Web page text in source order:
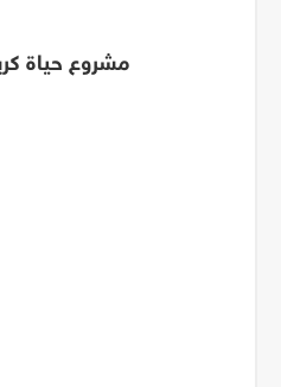
مشروع حياة